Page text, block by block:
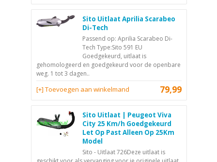
Sito Uitlaat Aprilia Scarabeo
Di-Tech
Passend op: Aprilia Scarabeo Di-
Tech Type:Sito 591 EU
Goedgekeurd, uitlaat is
gehomologeerd en goedgekeurd voor de openbare
weg. 1 tot 3 dagen..
79,99
[+] Toevoegen aan winkelmand
Sito Uitlaat | Peugeot Viva
City 25 Km/h Goedgekeurd
Let Op Past Alleen Op 25Km
Model
Sito - Uitlaat 726Deze uitlaat is